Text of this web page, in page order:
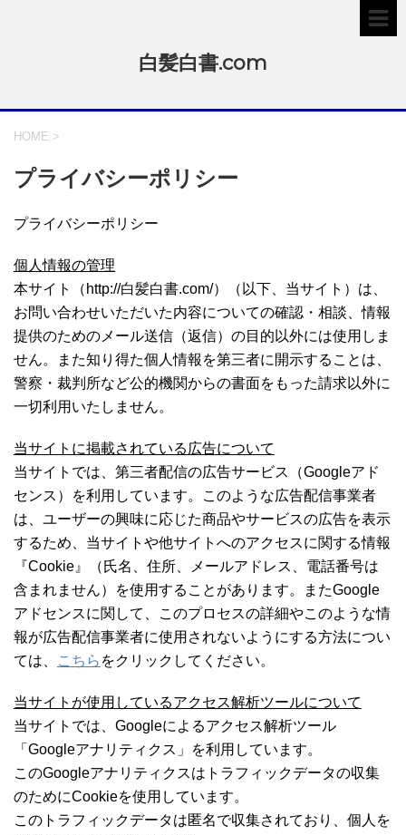
白髪白書.com
HOME >
プライバシーポリシー
プライバシーポリシー
個人情報の管理
本サイト（http://白髪白書.com/）（以下、当サイト）は、
お問い合わせいただいた内容についての確認・相談、情報
提供のためのメール送信（返信）の目的以外には使用しま
せん。また知り得た個人情報を第三者に開示することは、
警察・裁判所など公的機関からの書面をもった請求以外に
一切利用いたしません。
当サイトに掲載されている広告について
当サイトでは、第三者配信の広告サービス（Googleアド
センス）を利用しています。このような広告配信事業者
は、ユーザーの興味に応じた商品やサービスの広告を表示
するため、当サイトや他サイトへのアクセスに関する情報
『Cookie』（氏名、住所、メールアドレス、電話番号は
含まれません）を使用することがあります。またGoogle
アドセンスに関して、このプロセスの詳細やこのような情
報が広告配信事業者に使用されないようにする方法につい
ては、
こちら をクリックしてください。
当サイトが使用しているアクセス解析ツールについて
当サイトでは、Googleによるアクセス解析ツール
「Googleアナリティクス」を利用しています。
このGoogleアナリティクスはトラフィックデータの収集
のためにCookieを使用しています。
このトラフィックデータは匿名で収集されており、個人を